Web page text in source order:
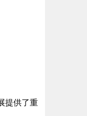
提供了重